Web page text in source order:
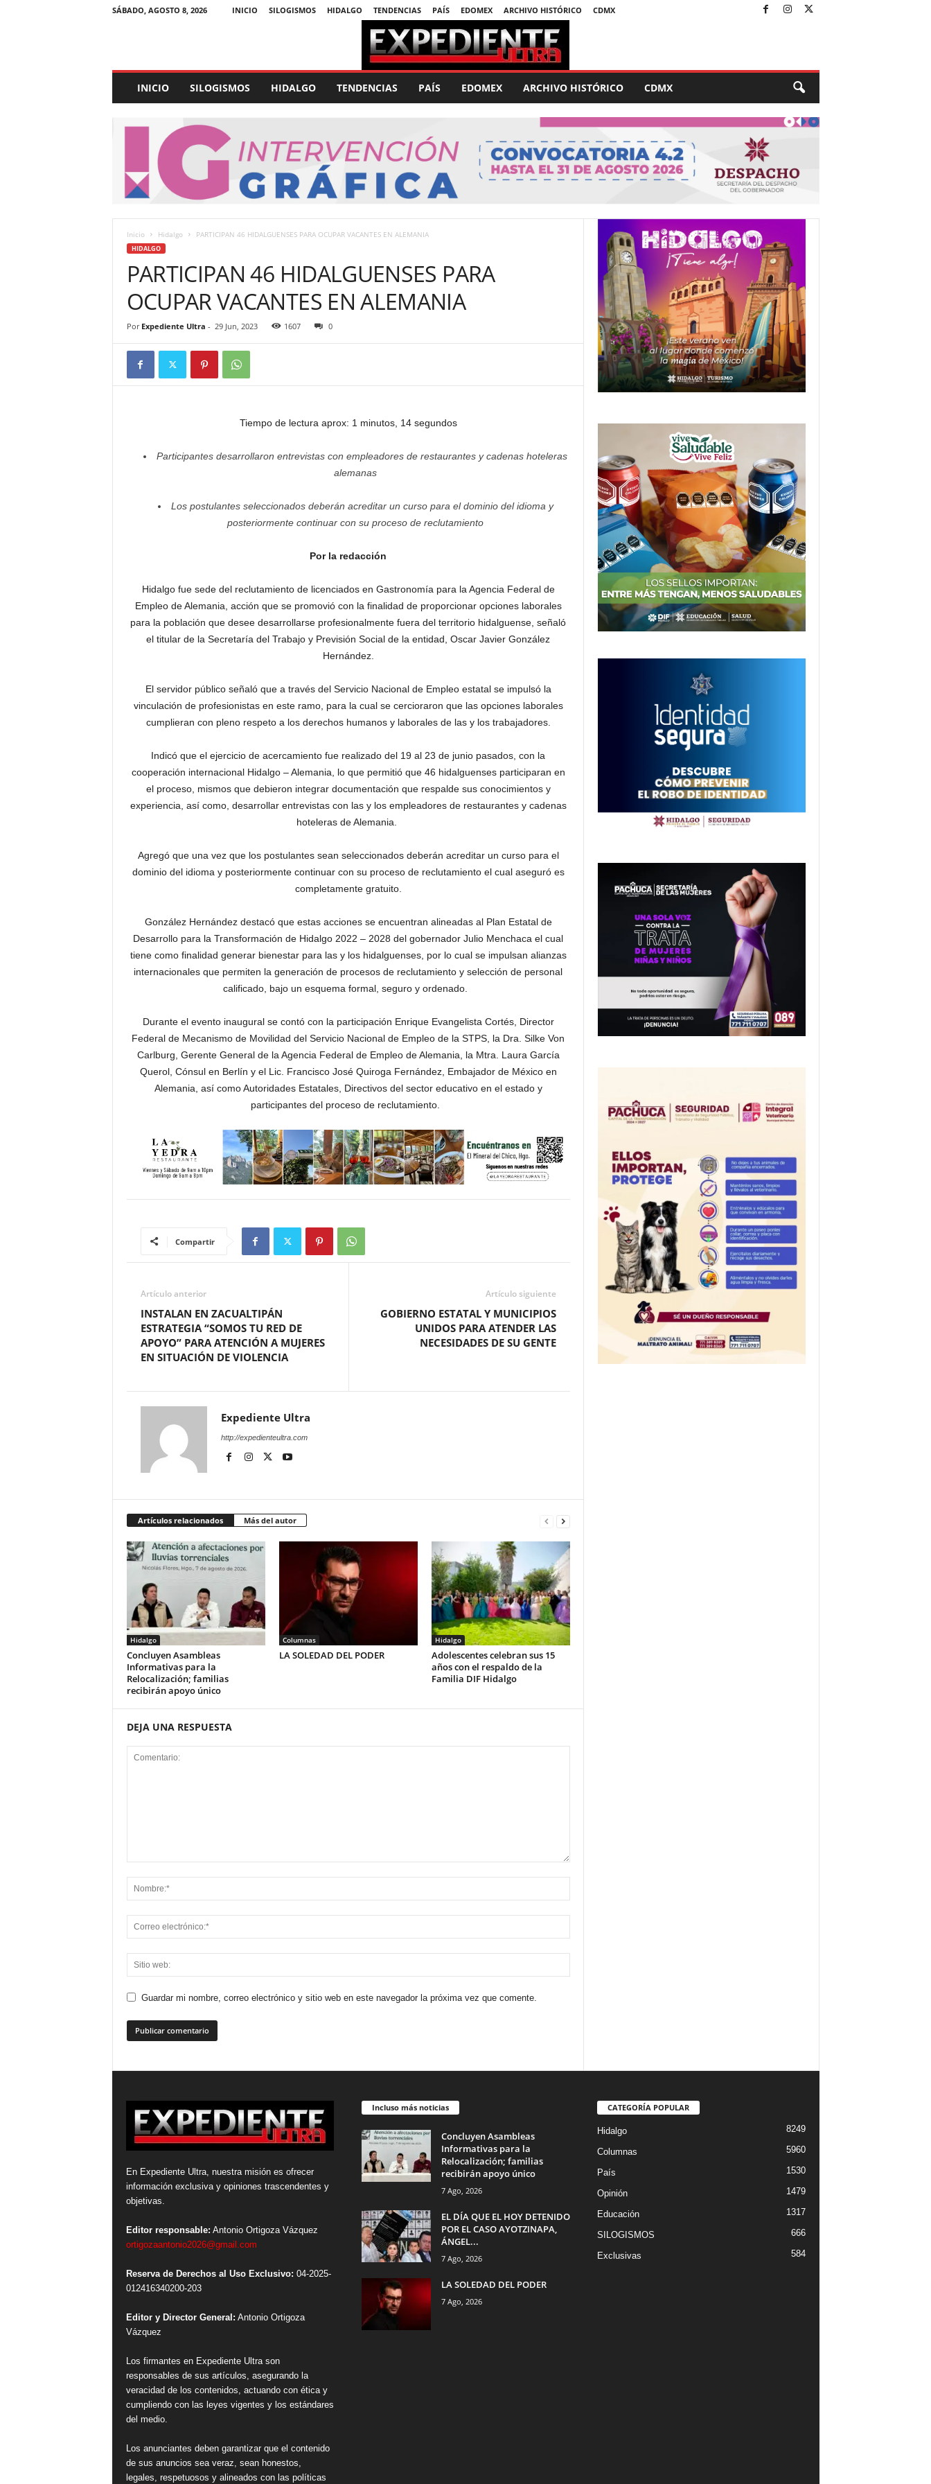
SÁBADO, AGOSTO 8, 2026 INICIO SILOGISMOS HIDALGO TENDENCIAS PAÍS EDOMEX ARCHIVO HISTÓRICO CDMX
p
e
U
INICIO SILOGISMOS HIDALGO TENDENCIAS PAÍS EDOMEX ARCHIVO HISTÓRICO CDMX
Inicio Hidalgo PARTICIPAN 46 HIDALGUENSES PARA OCUPAR VACANTES EN ALEMANIA
HIDALGO
PARTICIPAN 46 HIDALGUENSES PARA
OCUPAR VACANTES EN ALEMANIA
Por Expediente Ultra - 29 Jun, 2023 1607 0
Tiempo de lectura aprox: 1 minutos, 14 segundos
Participantes desarrollaron entrevistas con empleadores de restaurantes y cadenas hoteleras
alemanas
Los postulantes seleccionados deberán acreditar un curso para el dominio del idioma y
posteriormente continuar con su proceso de reclutamiento
Por la redacción
Hidalgo fue sede del reclutamiento de licenciados en Gastronomía para la Agencia Federal de
Empleo de Alemania, acción que se promovió con la finalidad de proporcionar opciones laborales
para la población que desee desarrollarse profesionalmente fuera del territorio hidalguense, señaló
el titular de la Secretaría del Trabajo y Previsión Social de la entidad, Oscar Javier González
Hernández.
El servidor público señaló que a través del Servicio Nacional de Empleo estatal se impulsó la
vinculación de profesionistas en este ramo, para la cual se cercioraron que las opciones laborales
cumplieran con pleno respeto a los derechos humanos y laborales de las y los trabajadores.
Indicó que el ejercicio de acercamiento fue realizado del 19 al 23 de junio pasados, con la
cooperación internacional Hidalgo – Alemania, lo que permitió que 46 hidalguenses participaran en
el proceso, mismos que debieron integrar documentación que respalde sus conocimientos y
experiencia, así como, desarrollar entrevistas con las y los empleadores de restaurantes y cadenas
hoteleras de Alemania.
Agregó que una vez que los postulantes sean seleccionados deberán acreditar un curso para el
dominio del idioma y posteriormente continuar con su proceso de reclutamiento el cual aseguró es
completamente gratuito.
González Hernández destacó que estas acciones se encuentran alineadas al Plan Estatal de
Desarrollo para la Transformación de Hidalgo 2022 – 2028 del gobernador Julio Menchaca el cual
tiene como finalidad generar bienestar para las y los hidalguenses, por lo cual se impulsan alianzas
internacionales que permiten la generación de procesos de reclutamiento y selección de personal
calificado, bajo un esquema formal, seguro y ordenado.
Durante el evento inaugural se contó con la participación Enrique Evangelista Cortés, Director
Federal de Mecanismo de Movilidad del Servicio Nacional de Empleo de la STPS, la Dra. Silke Von
Carlburg, Gerente General de la Agencia Federal de Empleo de Alemania, la Mtra. Laura García
Querol, Cónsul en Berlín y el Lic. Francisco José Quiroga Fernández, Embajador de México en
Alemania, así como Autoridades Estatales, Directivos del sector educativo en el estado y
participantes del proceso de reclutamiento.
Compartir
Artículo anterior
INSTALAN EN ZACUALTIPÁN
ESTRATEGIA “SOMOS TU RED DE
APOYO” PARA ATENCIÓN A MUJERES
EN SITUACIÓN DE VIOLENCIA
Artículo siguiente
GOBIERNO ESTATAL Y MUNICIPIOS
UNIDOS PARA ATENDER LAS
NECESIDADES DE SU GENTE
Expediente Ultra
http://expedienteultra.com
Artículos relacionados Más del autor
Hidalgo
Concluyen Asambleas
Informativas para la
Relocalización; familias
recibirán apoyo único
Columnas
LA SOLEDAD DEL PODER
Hidalgo
Adolescentes celebran sus 15
años con el respaldo de la
Familia DIF Hidalgo
DEJA UNA RESPUESTA
Guardar mi nombre, correo electrónico y sitio web en este navegador la próxima vez que comente.
En Expediente Ultra, nuestra misión es ofrecer
información exclusiva y opiniones trascendentes y
objetivas.
Editor responsable: Antonio Ortigoza Vázquez
ortigozaantonio2026@gmail.com
Reserva de Derechos al Uso Exclusivo: 04-2025-
012416340200-203
Editor y Director General: Antonio Ortigoza
Vázquez
Los firmantes en Expediente Ultra son
responsables de sus artículos, asegurando la
veracidad de los contenidos, actuando con ética y
cumpliendo con las leyes vigentes y los estándares
del medio.
Los anunciantes deben garantizar que el contenido
de sus anuncios sea veraz, sean honestos,
legales, respetuosos y alineados con las políticas
Incluso más noticias
Concluyen Asambleas
Informativas para la
Relocalización; familias
recibirán apoyo único
7 Ago, 2026
EL DÍA QUE EL HOY DETENIDO
POR EL CASO AYOTZINAPA,
ÁNGEL...
7 Ago, 2026
LA SOLEDAD DEL PODER
7 Ago, 2026
CATEGORÍA POPULAR
Hidalgo 8249
Columnas 5960
País 1530
Opinión 1479
Educación 1317
SILOGISMOS 666
Exclusivas 584